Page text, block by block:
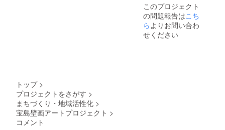
BBQ、
釣り、
SUP、
星空観
察な
このプロジェクト
の問題報告はこち
ら よりお問い合わ
せください
トップ >
プロジェクトをさがす >
まちづくり・地域活性化 >
宝島壁画アートプロジェクト >
コメント